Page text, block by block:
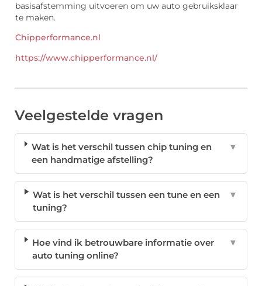
basisafstemming uitvoeren om uw auto gebruiksklaar
te maken.
Chipperformance.nl
https://www.chipperformance.nl/
Veelgestelde vragen
Wat is het verschil tussen chip tuning en
een handmatige afstelling?
▼
Wat is het verschil tussen een tune en een
tuning?
▼
Hoe vind ik betrouwbare informatie over
auto tuning online?
▼